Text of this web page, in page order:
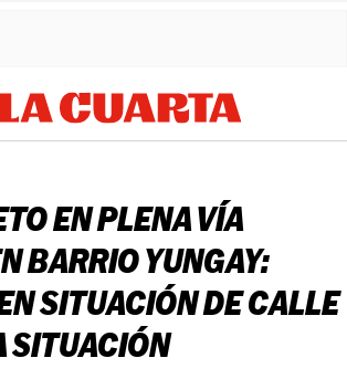
EN PLENA VÍA
BARRIO YUNGAY:
SITUACIÓN DE CALLE
SITUACIÓN